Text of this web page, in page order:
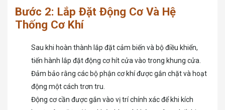
Bước 2: Lắp Đặt Động Cơ Và Hệ
Thống Cơ Khí
Sau khi hoàn thành lắp đặt cảm biến và bộ điều khiển,
tiến hành lắp đặt động cơ hít cửa vào trong khung cửa.
Đảm bảo rằng các bộ phận cơ khí được gắn chặt và hoạt
động một cách trơn tru.
Động cơ cần được gắn vào vị trí chính xác để khi kích